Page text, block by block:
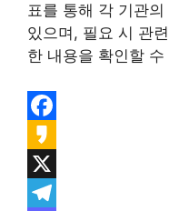
표를 통해 각 기관
있으며, 필요 시 관
한 내용을 확인할 수
a
c
K
a
X